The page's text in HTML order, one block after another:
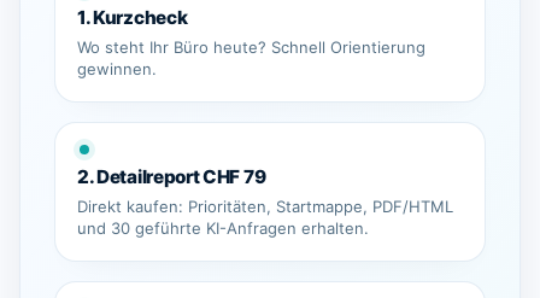
1. Kurzcheck
Wo steht Ihr Büro heute? Schnell Orientierung
gewinnen.
2. Detailreport CHF 79
Direkt kaufen: Prioritäten, Startmappe, PDF/HTML
und 30 geführte KI-Anfragen erhalten.